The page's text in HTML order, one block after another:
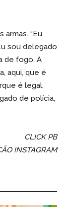
“Eu
sou delegado
de fogo. A
aqui, que é
é legal,
de polícia,
CLICK PB
INSTAGRAM